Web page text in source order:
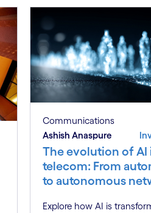
Communications
Ashish Anaspure
The evolution of AI
telecom: From
to autonomous
Explore how AI is